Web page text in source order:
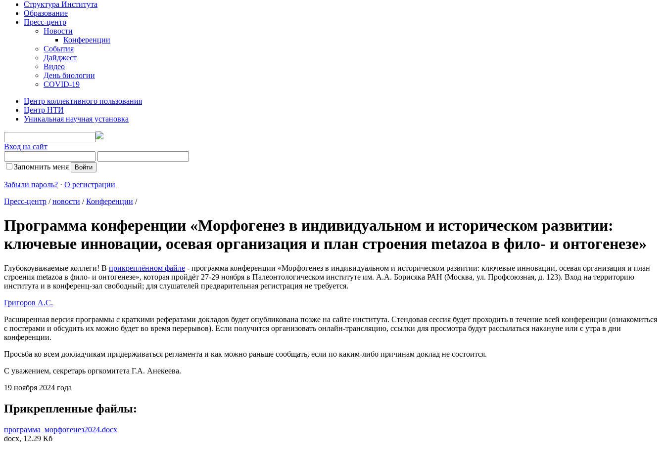
Структура Института
Образование
Пресс-центр
Новости
Конференции
События
Дайджест
Видео
День биологии
COVID-19
Центр коллективного пользования
Центр НТИ
Уникальная научная установка
Вход на сайт
Запомнить меня
Забыли пароль? · О регистрации
Пресс-центр /новости /Конференции /
Программа конференции «Морфогенез в индивидуальном и историческом развитии:
ключевые инновации, осевая организация и план строения metazoa в фило- и онтогенезе»
Глубокоуважаемые коллеги! В прикреплённом файле - программа конференции «Морфогенез в индивидуальном и историческом развитии: ключевые инновации, осевая организация и план
строения metazoa в фило- и онтогенезе», которая пройдёт 27-29 ноября в Палеонтологическом институте им. А.А. Борисяка РАН (Москва, ул. Профсоюзная, д. 123). Вход на территорию
института и в конференц-зал свободный; для слушателей предварительная регистрация не требуется.
Григоров А.С.
Расширенная версия программы с краткими рефератами докладов будет опубликована позже на сайте института. Стендовая сессия будет проходить в течение всей конференции (ознакомиться
с постерами и обсудить их можно будет во время перерывов). Если получится организовать онлайн-трансляцию, ссылки для просмотра будут рассылаться накануне или с утра в дни
конференции.
Просьба ко всем докладчикам придерживаться регламента и как можно раньше сообщать, если по каким-либо причинам доклад не состоится.
С уважением, секретарь оргкомитета Г.А. Анекеева.
19 ноября 2024 года
Прикрепленные файлы:
программа_морфогенез2024.docx
docx, 12.29 Кб